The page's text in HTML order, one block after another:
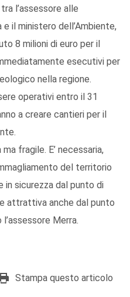
l’assessore alle
il ministero dell’Ambiente,
8 milioni di euro per il
esecutivi per
nella regione.
operativi entro il 31
a creare cantieri per il
fragile. E’ necessaria,
del territorio
in sicurezza dal punto di
attrattiva anche dal punto
Merra.
Stampa questo articolo